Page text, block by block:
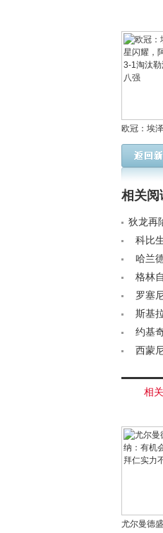
欧冠：埃
耀，阿森
汰勒沃库
相关阅
狄龙再
前早有
科比
无需多
哈兰
与逆转
格林
改写罗塞
鼓争四< /
斯基
能带来
约基
人升至
西蒙
相
尤尔曼德